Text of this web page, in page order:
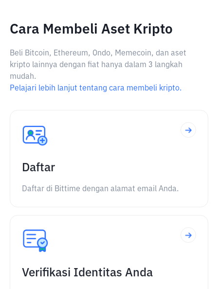
Cara Membeli Aset Kripto
Beli Bitcoin, Ethereum, Ondo, Memecoin, dan aset
kripto lainnya dengan fiat hanya dalam 3 langkah
mudah.
Pelajari lebih lanjut tentang cara membeli kripto.
Daftar
Daftar di Bittime dengan alamat email Anda.
Verifikasi Identitas Anda